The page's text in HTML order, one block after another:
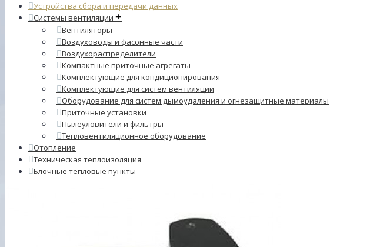
Устройства сбора и передачи данных
Системы вентиляции +
Вентиляторы
Воздуховоды и фасонные части
Воздухораспределители
Компактные приточные агрегаты
Комплектующие для кондиционирования
Комплектующие для систем вентиляции
Оборудование для систем дымоудаления и огнезащитные материалы
Приточные установки
Пылеуловители и фильтры
Тепловентиляционное оборудование
Отопление
Техническая теплоизоляция
Блочные тепловые пункты